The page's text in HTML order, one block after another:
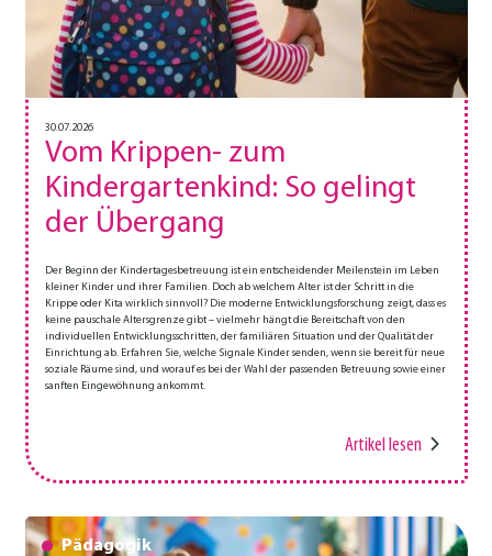
30.07.2026
Vom Krippen- zum
Kindergartenkind: So gelingt
der Übergang
Der Beginn der Kindertagesbetreuung ist ein entscheidender Meilenstein im Leben
kleiner Kinder und ihrer Familien. Doch ab welchem Alter ist der Schritt in die
Krippe oder Kita wirklich sinnvoll? Die moderne Entwicklungsforschung zeigt, dass es
keine pauschale Altersgrenze gibt – vielmehr hängt die Bereitschaft von den
individuellen Entwicklungsschritten, der familiären Situation und der Qualität der
Einrichtung ab. Erfahren Sie, welche Signale Kinder senden, wenn sie bereit für neue
soziale Räume sind, und worauf es bei der Wahl der passenden Betreuung sowie einer
sanften Eingewöhnung ankommt.
Artikel lesen
Pädagogik